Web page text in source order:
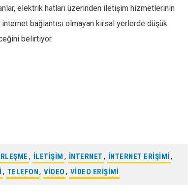
elektrik hatları üzerinden iletişim hizmetlerinin
bağlantısı olmayan kırsal yerlerde düşük
belirtiyor.
, ILETIŞIM , INTERNET , INTERNET ERIŞIMI ,
, TELEFON, VIDEO , VIDEO ERIŞIMI